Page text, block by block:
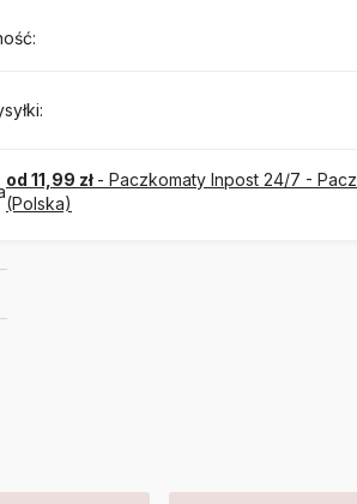
od 11,99 zł - Paczkomaty Inpost 24/7 -
(Polska)